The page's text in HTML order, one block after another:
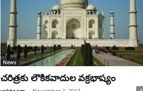
News
చరిత్రకు లౌకికవాదుల వక్రభాష్యం